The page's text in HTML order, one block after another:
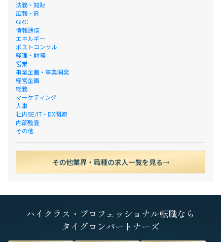
法務・知財
広報・IR
GRC
情報通信
エネルギー
ポストコンサル
経理・財務
営業
事業企画・事業開発
経営企画
総務
マーケティング
人事
社内SE/IT・DX関連
内部監査
その他
その他業界・職種の求人一覧を見る
ハイクラス・プロフェッショナル転職なら
タイグロンパートナーズ